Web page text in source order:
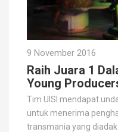
9 November 2016
Raih Juara 1
Young
Tim UISI mendapat
untuk menerima
transmania yang